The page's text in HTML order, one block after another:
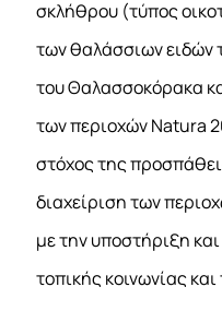
σκλήθρου (τύπος
των θαλάσσιων ειδών
του Θαλασσοκόρακα
των περιοχών Natura
στόχος της
διαχείριση των
με την υποστήριξη
τοπικής κοινωνίας